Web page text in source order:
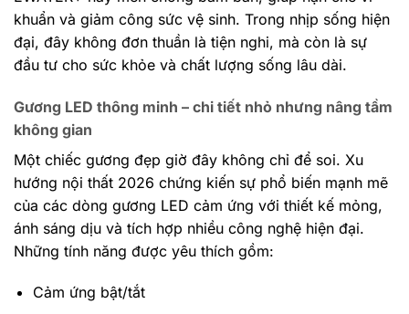
khuẩn và giảm công sức vệ sinh. Trong nhịp sống hiện
đại, đây không đơn thuần là tiện nghi, mà còn là sự
đầu tư cho sức khỏe và chất lượng sống lâu dài.
Gương LED thông minh – chi tiết nhỏ nhưng nâng tầm
không gian
Một chiếc gương đẹp giờ đây không chỉ để soi. Xu
hướng nội thất 2026 chứng kiến sự phổ biến mạnh mẽ
của các dòng gương LED cảm ứng với thiết kế mỏng,
ánh sáng dịu và tích hợp nhiều công nghệ hiện đại.
Những tính năng được yêu thích gồm:
Cảm ứng bật/tắt